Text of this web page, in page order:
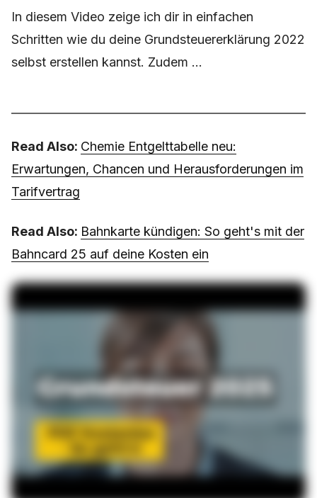
In diesem Video zeige ich dir in einfachen
Schritten wie du deine Grundsteuererklärung 2022
selbst erstellen kannst. Zudem ...
Read Also: Chemie Entgelttabelle neu:
Erwartungen, Chancen und Herausforderungen im
Tarifvertrag
Read Also: Bahnkarte kündigen: So geht's mit der
Bahncard 25 auf deine Kosten ein